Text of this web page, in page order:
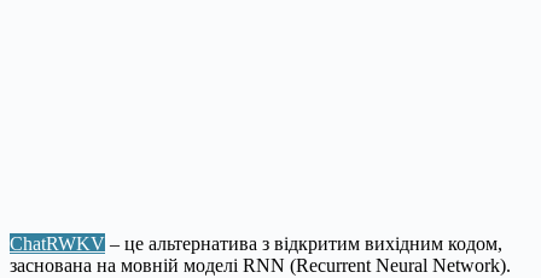
ChatRWKV – це альтернатива з відкритим вихідним кодом,
заснована на мовній моделі RNN (Recurrent Neural Network).